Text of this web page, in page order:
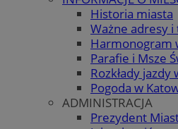
Historia miasta
Ważne adresy
Harmonogram
Parafie i Msze
Rozkłady jazdy
Pogoda w
ADMINISTRACJA
Prezydent